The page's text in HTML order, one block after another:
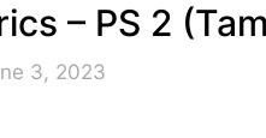
– PS 2
3, 2023